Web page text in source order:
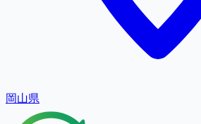
岡山県